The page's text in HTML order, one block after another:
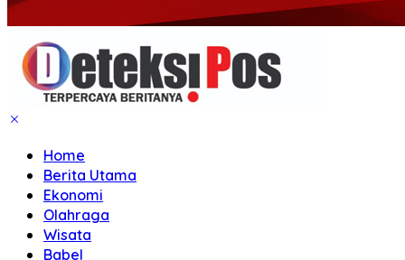
Home
Berita Utama
Ekonomi
Olahraga
Wisata
Babel